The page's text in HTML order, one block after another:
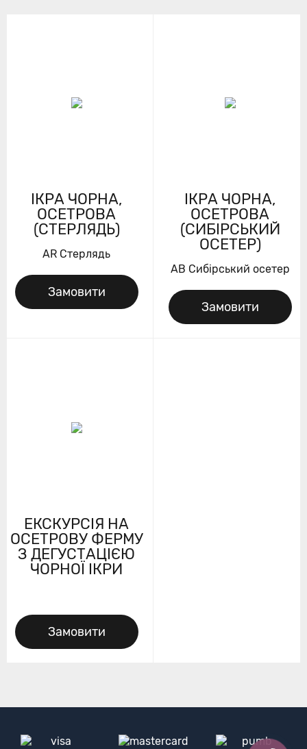
IКРА ЧОРНА,
ОСЕТРОВА
(СТЕРЛЯДЬ)
AR Стерлядь
Замовити
IКРА ЧОРНА,
ОСЕТРОВА
(СИБІРСЬКИЙ
ОСЕТЕР)
AB Сибірський осетер
Замовити
ЕКСКУРСІЯ НА
ОСЕТРОВУ ФЕРМУ
З ДЕГУСТАЦІЄЮ
ЧОРНОЇ ІКРИ
Замовити